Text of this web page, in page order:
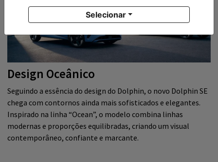
Design Oceânico
Seguindo a essência do design do Dolphin, o novo Dolphin SE
chega com contornos ainda mais sofisticados e elegantes.
Inspirado na linha “Ocean”, o modelo combina linhas
modernas e proporções equilibradas, criando um visual
contemporâneo, confiante e marcante.
Selecionar